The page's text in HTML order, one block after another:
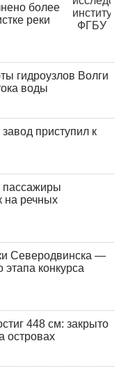
более
реки
гидроузлов Волги
воды
приступил к
пассажиры
на речных
Северодвинска —
этапа конкурса
448 см: закрыто
островах